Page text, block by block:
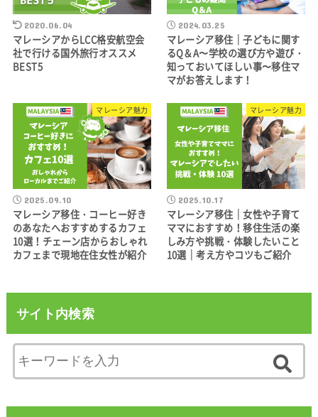
2020.06.04
マレーシアからLCC格安航空会
社で行ける国外旅行オススメ
BEST5
2024.03.25
マレーシア移住｜子どもに関す
るQ＆A〜学校の選び方や遊び・
知っておいてほしい事〜移住マ
マがお答えします！
マレーシア魅力
2025.09.10
マレーシア移住・コーヒー好き
のあなたへおすすめするカフェ
10選！チェーン店からおしゃれ
カフェまで現地在住女性が紹介
マレーシア魅力
2025.10.17
マレーシア移住｜女性や子育て
ママにおすすめ！移住生活の楽
しみ方や挑戦・体験したいこと
10選｜考え方やコツもご紹介
サイト内検索